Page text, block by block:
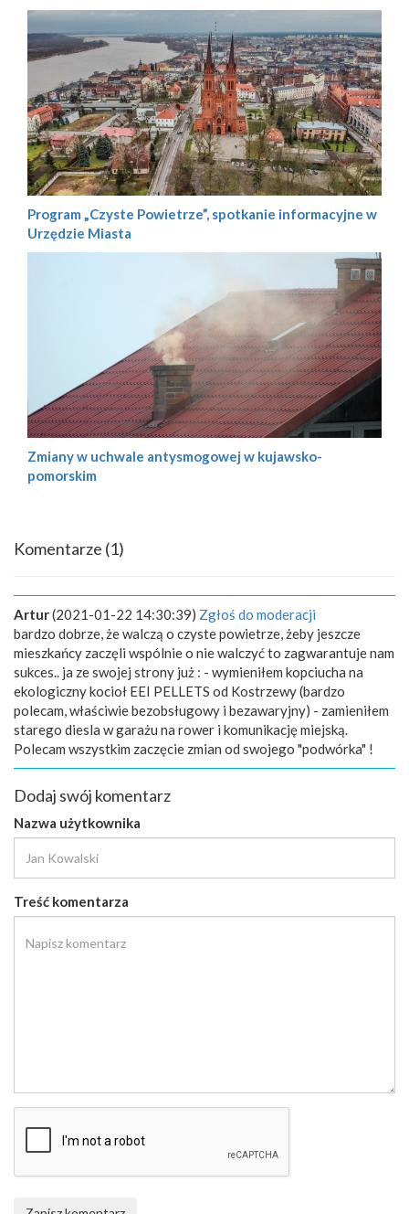
Program „Czyste Powietrze”, spotkanie informacyjne w
Urzędzie Miasta
Zmiany w uchwale antysmogowej w kujawsko-
pomorskim
Komentarze (1)
Artur(2021-01-22 14:30:39) Zgłoś do moderacji
bardzo dobrze, że walczą o czyste powietrze, żeby jeszcze
mieszkańcy zaczęli wspólnie o nie walczyć to zagwarantuje nam
sukces.. ja ze swojej strony już : - wymieniłem kopciucha na
ekologiczny kocioł EEI PELLETS od Kostrzewy (bardzo
polecam, właściwie bezobsługowy i bezawaryjny) - zamieniłem
starego diesla w garażu na rower i komunikację miejską.
Polecam wszystkim zaczęcie zmian od swojego "podwórka" !
Dodaj swój komentarz
Nazwa użytkownika
Treść komentarza